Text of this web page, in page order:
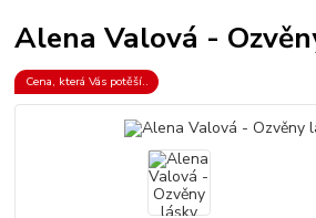
Alena Valová -
Cena, která Vás potěší..